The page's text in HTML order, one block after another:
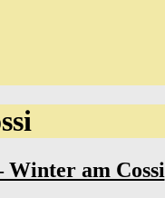
Winter am Cossi